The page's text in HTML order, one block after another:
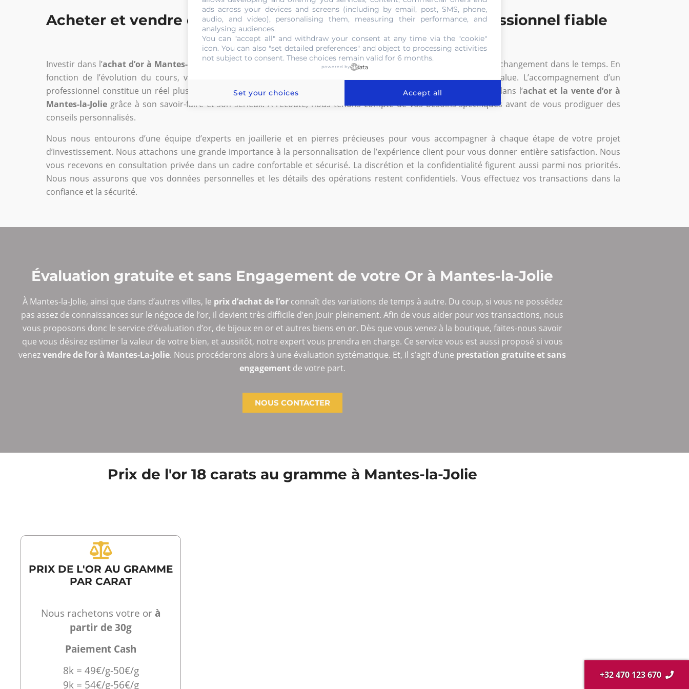
Acheter et vendre de l’or à Mantes-la-Jolie auprès d’un professionnel fiable
Investir dans l’achat d’or à Mantes-la-Jolie implique de suivre en continu les tendances du marché aurifère et leur changement dans le temps. En
fonction de l’évolution du cours, vous ajustez votre stratégie d’acheter ou de vendre pour réaliser une plus-value. L’accompagnement d’un
professionnel constitue un réel plus pour les simples particuliers. Gold Or Cash s’est forgé une solide réputation dans l’achat et la vente d’or à
Mantes-la-Jolie grâce à son savoir-faire et son sérieux. À l’écoute, nous tenons compte de vos besoins spécifiques avant de vous prodiguer des
conseils personnalisés.
Nous nous entourons d’une équipe d’experts en joaillerie et en pierres précieuses pour vous accompagner à chaque étape de votre projet
d’investissement. Nous attachons une grande importance à la personnalisation de l’expérience client pour vous donner entière satisfaction. Nous
vous recevons en consultation privée dans un cadre confortable et sécurisé. La discrétion et la confidentialité figurent aussi parmi nos priorités.
Nous nous assurons que vos données personnelles et les détails des opérations restent confidentiels. Vous effectuez vos transactions dans la
confiance et la sécurité.
Évaluation gratuite et sans Engagement de votre Or à Mantes-la-Jolie
À Mantes-la-Jolie, ainsi que dans d’autres villes, le prix d’achat de l’orconnaît des variations de temps à autre. Du coup, si vous ne possédez
pas assez de connaissances sur le négoce de l’or, il devient très difficile d’en jouir pleinement. Afin de vous aider pour vos transactions, nous
vous proposons donc le service d’évaluation d’or, de bijoux en or et autres biens en or. Dès que vous venez à la boutique, faites-nous savoir
que vous désirez estimer la valeur de votre bien, et aussitôt, notre expert vous prendra en charge. Ce service vous est aussi proposé si vous
venezvendre de l’or à Mantes-La-Jolie. Nous procéderons alors à une évaluation systématique. Et, il s’agit d’une prestation gratuite et sans
engagementde votre part.
NOUS CONTACTER
Prix de l'or 18 carats au gramme à Mantes-la-Jolie
PRIX DE L'OR AU GRAMME
PAR CARAT
Nous rachetons votre orà
partir de 30g
Paiement Cash
8k = 49€/g-50€/g
9k = 54€/g-56€/g
+32 470 123 670
ads across your devices and screens (including by email, post, SMS, phone,
audio, and video), personalising them, measuring their performance, and
analysing audiences.
You can "accept all" and withdraw your consent at any time via the "cookie"
icon. You can also "set detailed preferences" and object to processing activities
not subject to consent. These choices remain valid for 6 months.
powered by
Set your choices Accept all